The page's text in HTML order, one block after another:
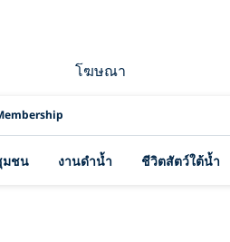
โฆษณา
มชน งานดำน้ำ ชีวิตสัตว์ใต้น้ำ